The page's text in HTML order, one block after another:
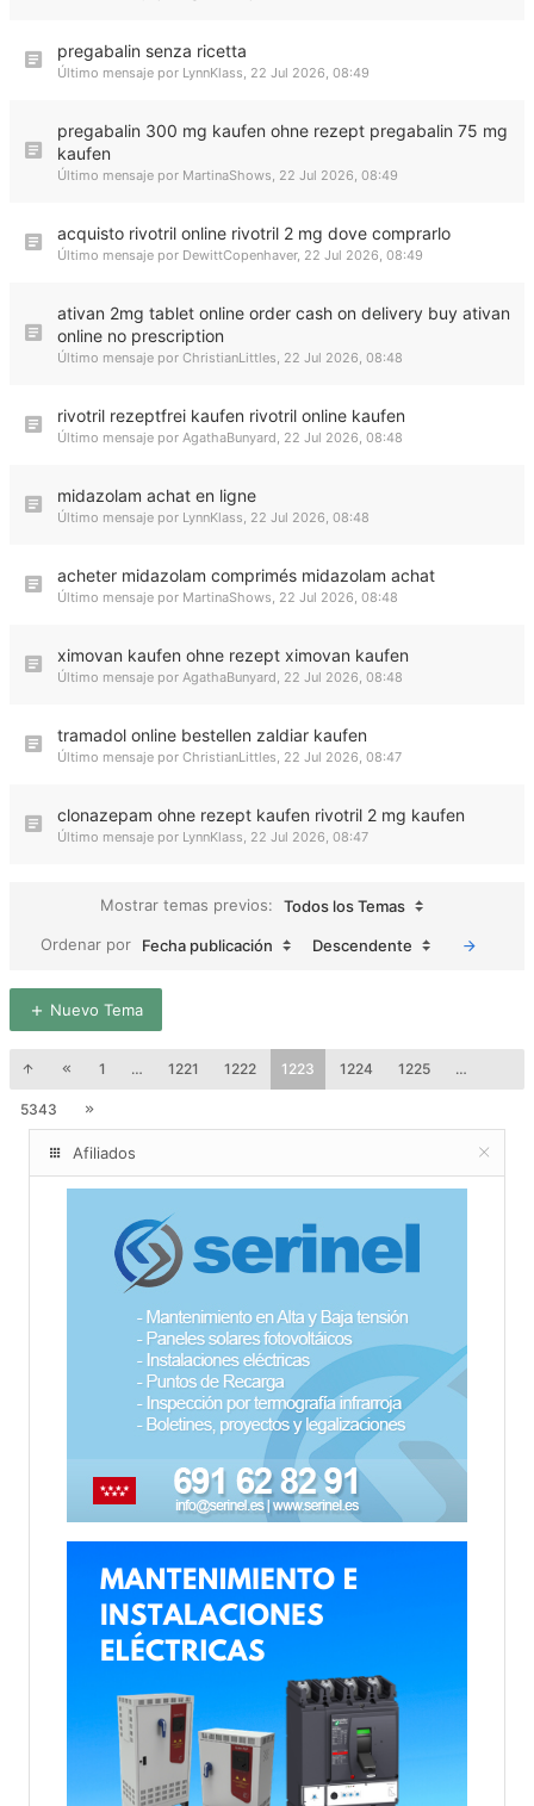
pregabalin senza ricetta
Último mensaje por LynnKlass, 22 Jul 2026, 08:49
pregabalin 300 mg kaufen ohne rezept pregabalin 75 mg
kaufen
Último mensaje por MartinaShows, 22 Jul 2026, 08:49
acquisto rivotril online rivotril 2 mg dove comprarlo
Último mensaje por DewittCopenhaver, 22 Jul 2026, 08:49
ativan 2mg tablet online order cash on delivery buy ativan
online no prescription
Último mensaje por ChristianLittles, 22 Jul 2026, 08:48
rivotril rezeptfrei kaufen rivotril online kaufen
Último mensaje por AgathaBunyard, 22 Jul 2026, 08:48
midazolam achat en ligne
Último mensaje por LynnKlass, 22 Jul 2026, 08:48
acheter midazolam comprimés midazolam achat
Último mensaje por MartinaShows, 22 Jul 2026, 08:48
ximovan kaufen ohne rezept ximovan kaufen
Último mensaje por AgathaBunyard, 22 Jul 2026, 08:48
tramadol online bestellen zaldiar kaufen
Último mensaje por ChristianLittles, 22 Jul 2026, 08:47
clonazepam ohne rezept kaufen rivotril 2 mg kaufen
Último mensaje por LynnKlass, 22 Jul 2026, 08:47
Mostrar temas previos:
Todos los Temas
Ordenar por
Fecha publicación Descendente
Nuevo Tema
1 … 1221 1222 1223 1224 1225 …
5343
Afiliados